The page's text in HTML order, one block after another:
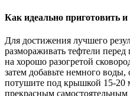
Как идеально приготовить и
Для достижения лучшего
размораживать тефтели
на хорошо разогретой
затем добавьте немного
потушите под крышкой 15-20
прекрасным